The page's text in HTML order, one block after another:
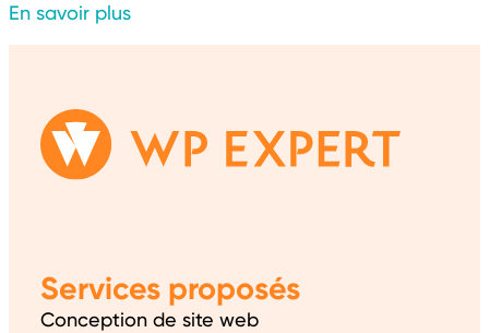
En savoir plus
Services proposés
Conception de site web